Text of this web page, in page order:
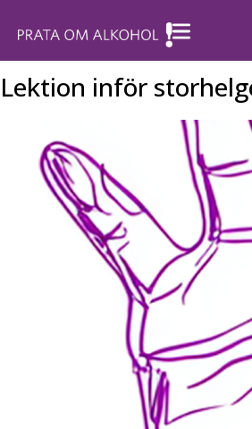
Lektion inför